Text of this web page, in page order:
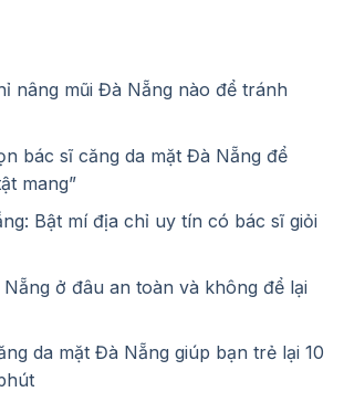
nâng mũi Đà Nẵng nào để tránh
bác sĩ căng da mặt Đà Nẵng để
mang”
Bật mí địa chỉ uy tín có bác sĩ giỏi
ở đâu an toàn và không để lại
da mặt Đà Nẵng giúp bạn trẻ lại 10